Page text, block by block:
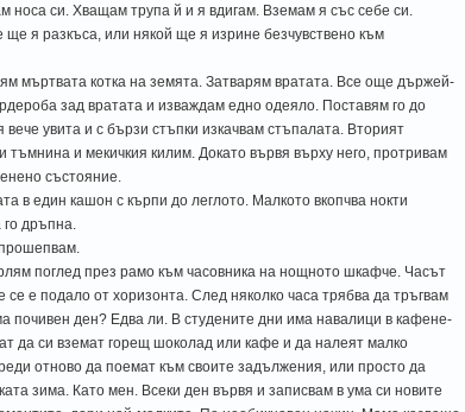
носа си. Хващам трупа й и я вдигам. Вземам я със себе си.
ще я разкъса, или някой ще я изрине безчувствено към
мъртвата котка на земята. Затварям вратата. Все още държей-
зад вратата и изваждам едно одеяло. Поставям го до
вече увита и с бързи стъпки изкачвам стъпалата. Вторият
и мекичкия килим. Докато вървя върху него, протривам
състояние.
в един кашон с кърпи до леглото. Малкото вкопчва нокти
го дръпна.
поглед през рамо към часовника на нощното шкафче. Часът
е подало от хоризонта. След няколко часа трябва да тръгвам
почивен ден? Едва ли. В студените дни има навалици в кафене-
да си вземат горещ шоколад или кафе и да налеят малко
отново да поемат към своите задължения, или просто да
зима. Като мен. Всеки ден вървя и записвам в ума си новите